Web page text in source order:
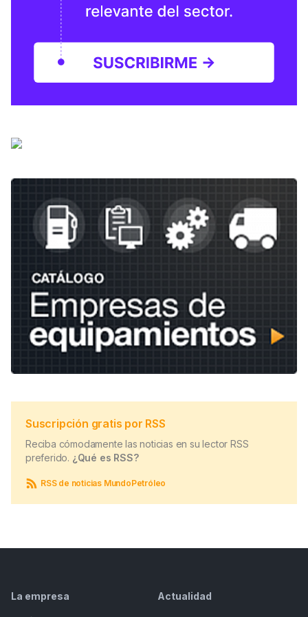
Suscripción gratis por RSS
Reciba cómodamente las noticias en su lector RSS
preferido. ¿Qué es RSS?
RSS de noticias MundoPetróleo
La empresa Actualidad